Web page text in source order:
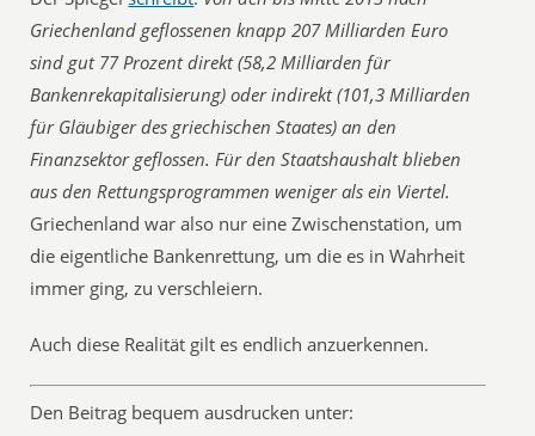
Griechenland geflossenen knapp 207 Milliarden Euro
sind gut 77 Prozent direkt (58,2 Milliarden für
Bankenrekapitalisierung) oder indirekt (101,3 Milliarden
für Gläubiger des griechischen Staates) an den
Finanzsektor geflossen. Für den Staatshaushalt blieben
aus den Rettungsprogrammen weniger als ein Viertel.
Griechenland war also nur eine Zwischenstation, um
die eigentliche Bankenrettung, um die es in Wahrheit
immer ging, zu verschleiern.
Auch diese Realität gilt es endlich anzuerkennen.
Den Beitrag bequem ausdrucken unter: